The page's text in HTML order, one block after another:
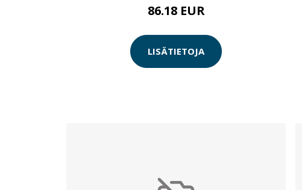
86.18 EUR
LISÄTIETOJA